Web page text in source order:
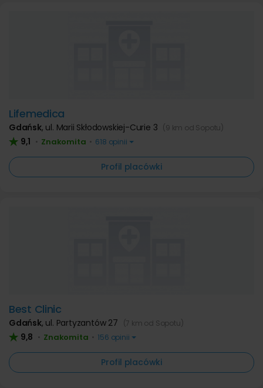
Lifemedica
Gdańsk, ul. Marii Skłodowskiej-Curie 3 (9 km od Sopotu)
9,1 • Znakomita • 618 opinii
Profil placówki
Best Clinic
Gdańsk, ul. Partyzantów 27 (7 km od Sopotu)
9,8 • Znakomita • 156 opinii
Profil placówki